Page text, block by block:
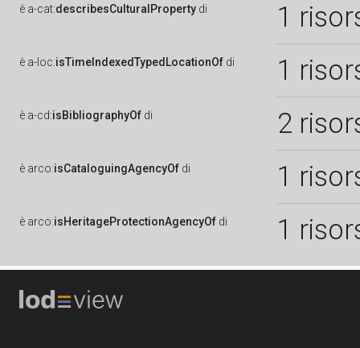
è a-cat:describesCulturalProperty di 1
è a-loc:isTimeIndexedTypedLocationOf di 1
è a-cd:isBibliographyOf di 2
è arco:isCataloguingAgencyOf di 1
è arco:isHeritageProtectionAgencyOf di 1